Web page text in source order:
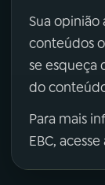
Sua opinião
conteúdos
se esqueça
do
Para mais
EBC,